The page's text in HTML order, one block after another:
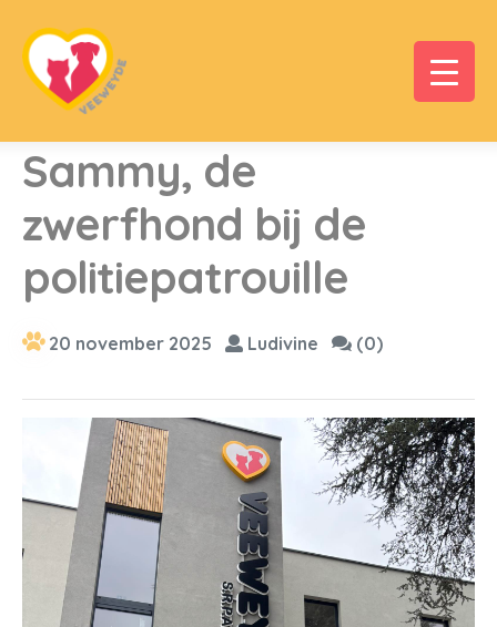
Sammy, de
zwerfhond bij de
politiepatrouille
20 november 2025 Ludivine (0)